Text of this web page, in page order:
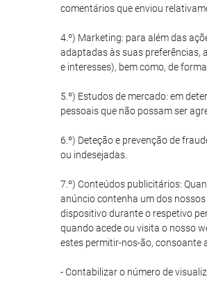
comentários que enviou
4.º) Marketing: para além das
adaptadas às suas preferências,
e interesses), bem como, de
5.º) Estudos de mercado: em
pessoais que não possam ser
6.º) Deteção e prevenção de
ou indesejadas.
7.º) Conteúdos publicitários:
anúncio contenha um dos
dispositivo durante o respetivo
quando acede ou visita o nosso
estes permitir-nos-ão, consoante
- Contabilizar o número de